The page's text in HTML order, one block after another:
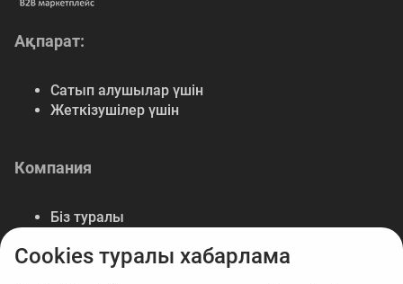
Ақпарат:
Сатып алушылар үшін
Жеткізушілер үшін
Компания
Біз туралы
Деректемелер
Cookies туралы хабарлама